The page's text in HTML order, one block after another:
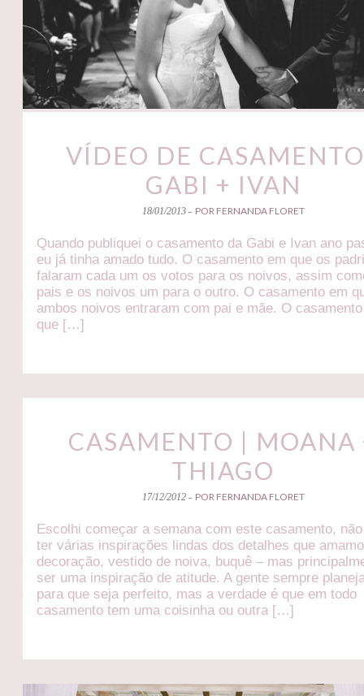
VÍDEO DE
GABI + IVAN
18/01/2013 - POR FERNANDA FLORET
Quando publiquei o casamento da Gabi e Ivan ano
eu já tinha amado tudo. O casamento em que os
falaram cada um os votos para os noivos, assim
pais e os noivos um para o outro. O casamento em
ambos noivos entraram com pai e mãe. O
que […]
CASAMENTO | MOANA
THIAGO
17/12/2012 - POR FERNANDA FLORET
Escolhi começar a semana com este casamento,
ter várias inspirações lindas dos detalhes que
decoração, vestido de noiva, buquê – mas
ser uma inspiração de atitude. A gente sempre
para que seja perfeito, mas a verdade é que em todo
casamento tem uma coisinha ou outra […]